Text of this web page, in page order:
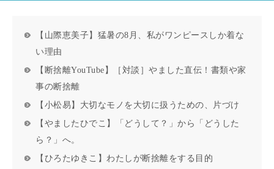
【山際恵美子】猛暑の8月、私がワンピースしか着な
い理由
【断捨離YouTube】［対談］やました直伝！書類や家
事の断捨離
【小松易】大切なモノを大切に扱うための、片づけ
【やましたひでこ】「どうして？」から「どうした
ら？」へ。
【ひろたゆきこ】わたしが断捨離をする目的